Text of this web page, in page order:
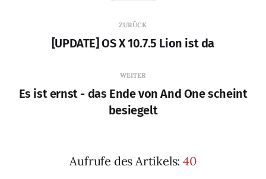
ZURÜCK
[UPDATE] OS X 10.7.5 Lion ist da
WEITER
Es ist ernst - das Ende von And One scheint
besiegelt
Aufrufe des Artikels: 40